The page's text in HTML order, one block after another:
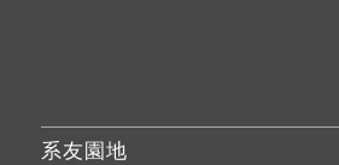
系友園地